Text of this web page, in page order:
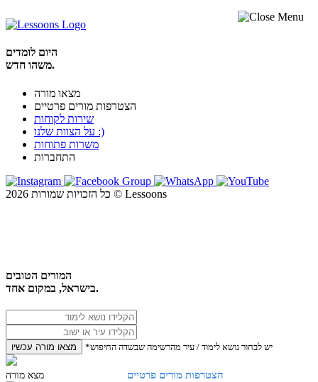
היום לומדים
משהו חדש.
מצאו מורה
הצטרפות מורים פרטיים
שירות לקוחות
על הצוות שלנו :)
משרות פתוחות
התחברות
כל הזכויות שמורות 2026 © Lessoons
המורים הטובים
בישראל, במקום אחד.
מצאו מורה עכשיו *יש לבחור נושא לימוד / עיר מהרשימה שבשדה החיפוש
הצטרפות מורים פרטיים מצא מורה